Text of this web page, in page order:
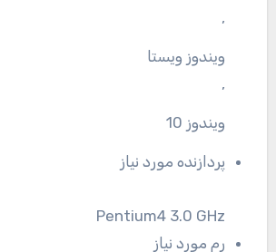
,
ویندوز ویستا
,
ویندوز 10
پردازنده مورد نیاز
Pentium4 3.0 GHz
رم مورد نیاز